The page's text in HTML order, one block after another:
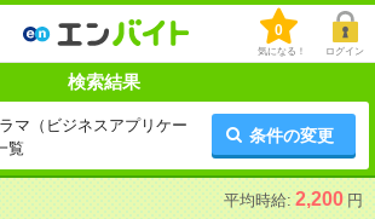
0
気になる！ ログイン
検索結果
マ（ビジネスアプリケー
覧
条件の変更
平均時給: 2,200 円